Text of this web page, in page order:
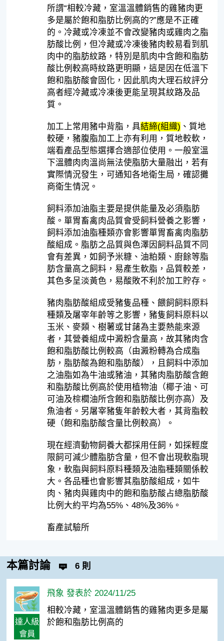
所謂“相較冷藏，室溫溫體銷售的雞豬肉更
多是屬於飽和脂肪比例高的?”應是不正確
的。冷藏或冷凍並不會改變豬肉或雞肉之脂
肪酸比例，但冷藏或冷凍後豬肉較易看到肌
肉中的脂肪紋路，特別是肌肉中含飽和脂肪
酸比例較高時紋路更明顯，這是因在低溫下
飽和脂肪酸會固化，因此肌肉大理石紋評分
高者經冷藏或冷凍後更能呈現其紋路及品
質。
加工上常用豬中背脂，具結締(組織) 、質地
較硬，豬腹脂加工上亦有利用，質地較軟，
端看產品型態選擇合適部位使用。一般室溫
下溫體肉肉溫尚無法使脂肪大量融出，若有
實際情況發生，可通知各地衛生局，確認攤
商衛生情況。
飼料添加油脂主要是提供能量及必須脂肪
酸。單胃畜禽肉品質會受飼料營養之影響，
飼料添加油脂種類亦會影響單胃畜禽肉脂肪
酸組成。脂肪之品質與色澤因飼料品質不同
會有差異，如飼予米糠、油粕類、廚餘等脂
肪含量高之飼料，易產生軟脂，品質較差，
其色多呈淡黃色，易酸敗不利於加工貯存。
豬肉脂肪酸組成受豬隻品種、餵飼飼料原料
種類及屠宰年齡等之影響，豬隻飼料原料以
玉米、麥類、樹薯或甘藷為主要熱能來源
者，其營養組成中澱粉含量高，故其豬肉含
飽和脂肪酸比例較高（由澱粉轉為合成脂
肪，脂肪酸為飽和脂肪酸），且飼料中添加
之油脂如為牛油或豬油，其豬肉脂肪酸含飽
和脂肪酸比例高於使用植物油（椰子油、可
可油及棕櫚油所含飽和脂肪酸比例亦高）及
魚油者。另屠宰豬隻年齡較大者，其背脂較
硬（飽和脂肪酸含量比例較高）。
現在經濟動物飼養大都採用任飼，如採輕度
限飼可減少體脂肪含量，但不會出現軟脂現
象，軟脂與飼料原料種類及油脂種類關係較
大。各品種也會影響其脂肪酸組成，如牛
肉、豬肉與雞肉中的飽和脂肪酸占總脂肪酸
比例大約平均為55%、48%及36%。
畜產試驗所
本篇討論 6 則
達人級
會員
飛象 發表於 2024/11/25
相較冷藏，室溫溫體銷售的雞豬肉更多是屬
於飽和脂肪比例高的